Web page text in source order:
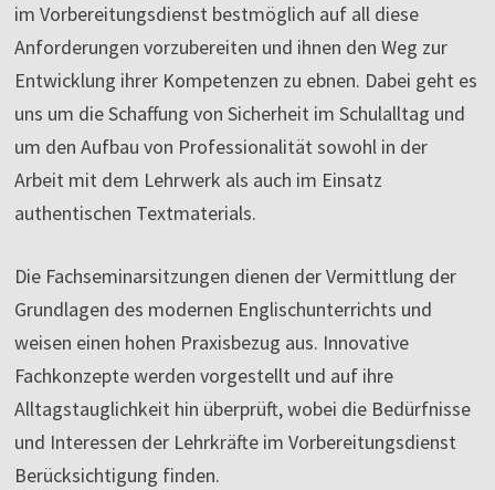
im Vorbereitungsdienst bestmöglich auf all diese
Anforderungen vorzubereiten und ihnen den Weg zur
Entwicklung ihrer Kompetenzen zu ebnen. Dabei geht es
uns um die Schaffung von Sicherheit im Schulalltag und
um den Aufbau von Professionalität sowohl in der
Arbeit mit dem Lehrwerk als auch im Einsatz
authentischen Textmaterials.
Die Fachseminarsitzungen dienen der Vermittlung der
Grundlagen des modernen Englischunterrichts und
weisen einen hohen Praxisbezug aus. Innovative
Fachkonzepte werden vorgestellt und auf ihre
Alltagstauglichkeit hin überprüft, wobei die Bedürfnisse
und Interessen der Lehrkräfte im Vorbereitungsdienst
Berücksichtigung finden.